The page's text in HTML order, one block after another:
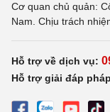
Cơ quan chủ quản:
Nam. Chịu trách
Hỗ trợ về dịch vụ:
Hỗ trợ giải đáp